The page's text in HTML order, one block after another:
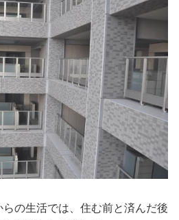
の生活では、住む前と済んだ後